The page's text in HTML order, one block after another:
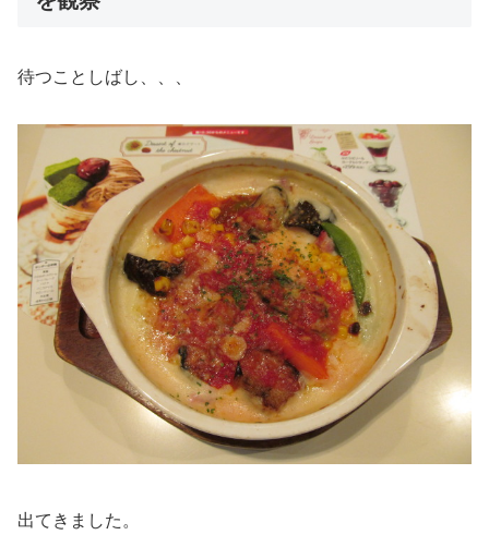
待つことしばし、、、
出てきました。